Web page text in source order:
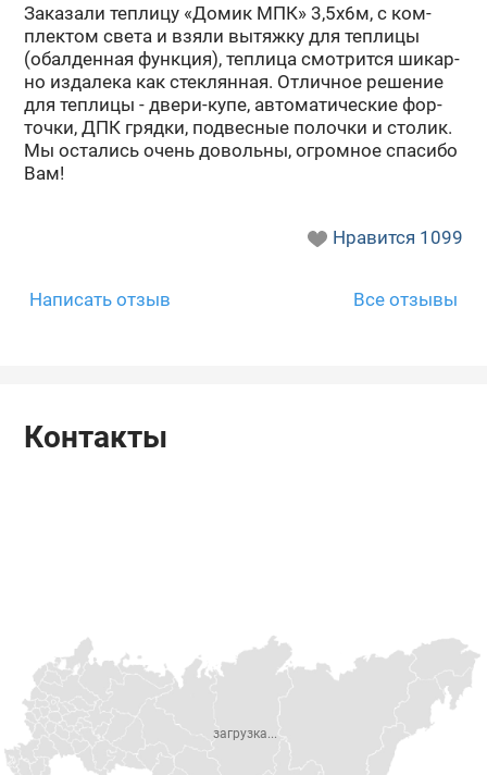
За­ка­за­ли теп­ли­цу «Домик МПК» 3,5х6м, с ком­
плек­том света и взяли вы­тяж­ку для теп­ли­цы
(обал­ден­ная функ­ция), теп­ли­ца смот­рит­ся ши­кар­
но из­да­ле­ка как стек­лян­ная. От­лич­ное ре­ше­ние
для теп­ли­цы - двери-​купе, ав­то­ма­ти­че­ские фор­
точ­ки, ДПК гряд­ки, под­вес­ные по­лоч­ки и сто­лик.
Мы оста­лись очень до­воль­ны, огром­ное спа­си­бо
Вам!
Нравится 1099
Написать отзыв Все отзывы
Контакты
загрузка...